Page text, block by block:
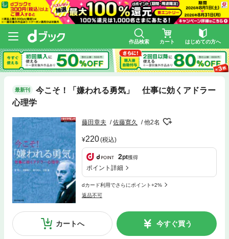
作品検索 カート はじめての方へ
最新刊
今こそ！「嫌われる勇気」 仕事に効くアドラー
心理学
藤田章夫 佐藤寛久 他2名
220(税込)
2pt獲得
ポイント詳細
dカード利用でさらにポイント+2%
返品不可
カートへ 今すぐ買う